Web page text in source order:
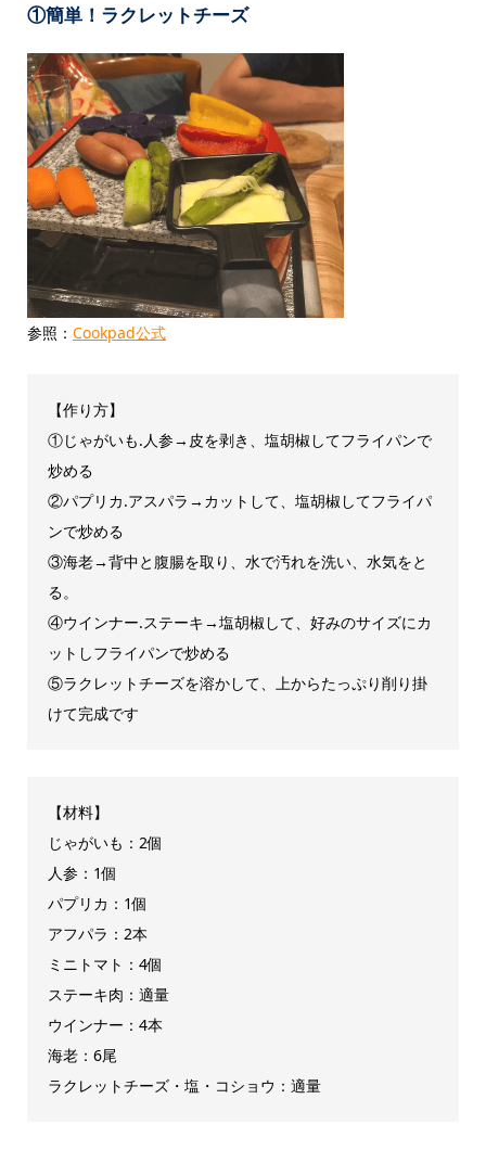
①簡単！ラクレットチーズ
参照： Cookpad公式
【作り方】
①じゃがいも.人参→皮を剥き、塩胡椒してフライパンで
炒める
②パプリカ.アスパラ→カットして、塩胡椒してフライパ
ンで炒める
③海老→背中と腹腸を取り、水で汚れを洗い、水気をと
る。
④ウインナー.ステーキ→塩胡椒して、好みのサイズにカ
ットしフライパンで炒める
⑤ラクレットチーズを溶かして、上からたっぷり削り掛
けて完成です
【材料】
じゃがいも：2個
人参：1個
パプリカ：1個
アフパラ：2本
ミニトマト：4個
ステーキ肉：適量
ウインナー：4本
海老：6尾
ラクレットチーズ・塩・コショウ：適量